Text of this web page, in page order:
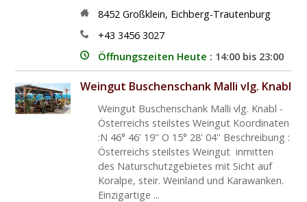
8452 Großklein, Eichberg-Trautenburg
+43 3456 3027
Öffnungszeiten Heute : 14:00 bis 23:00
Weingut Buschenschank Malli vlg. Knabl
Weingut Buschenschank Malli vlg. Knabl -
Österreichs steilstes Weingut Koordinaten
:N 46° 46' 19'' O 15° 28' 04'' Beschreibung :
Österreichs steilstes Weingut  inmitten
des Naturschutzgebietes mit Sicht auf
Koralpe, steir. Weinland und Karawanken.
Einzigartige ...